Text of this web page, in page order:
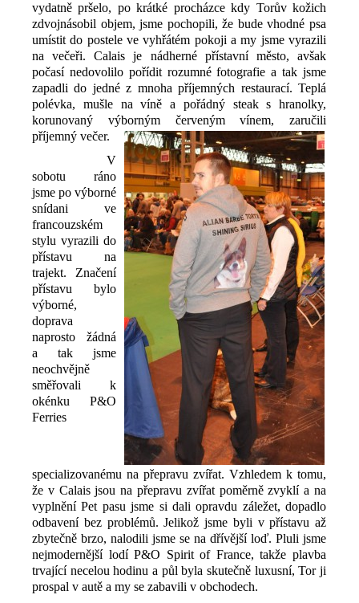
vydatně pršelo, po krátké procházce kdy Torův kožich
zdvojnásobil objem, jsme pochopili, že bude vhodné psa
umístit do postele ve vyhřátém pokoji a my jsme vyrazili
na večeři. Calais je nádherné přístavní město, avšak
počasí nedovolilo pořídit rozumné fotografie a tak jsme
zapadli do jedné z mnoha příjemných restaurací. Teplá
polévka, mušle na víně a pořádný steak s hranolky,
korunovaný výborným červeným vínem, zaručili
příjemný večer.
V
sobotu ráno
jsme po výborné
snídani ve
francouzském
stylu vyrazili do
přístavu na
trajekt. Značení
přístavu bylo
výborné,
doprava
naprosto žádná
a tak jsme
neochvějně
směřovali k
okénku P&O
Ferries
specializovanému na přepravu zvířat. Vzhledem k tomu,
že v Calais jsou na přepravu zvířat poměrně zvyklí a na
vyplnění Pet pasu jsme si dali opravdu záležet, dopadlo
odbavení bez problémů. Jelikož jsme byli v přístavu až
zbytečně brzo, nalodili jsme se na dřívější loď. Pluli jsme
nejmodernější lodí P&O Spirit of France, takže plavba
trvající necelou hodinu a půl byla skutečně luxusní, Tor ji
prospal v autě a my se zabavili v obchodech.